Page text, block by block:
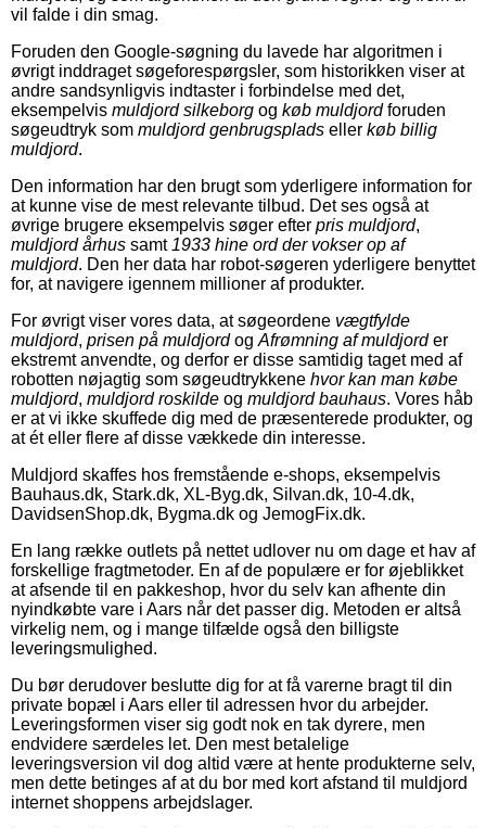
vil falde i din smag.
Foruden den Google-søgning du lavede har algoritmen i
øvrigt inddraget søgeforespørgsler, som historikken viser at
andre sandsynligvis indtaster i forbindelse med det,
eksempelvis muldjord silkeborg og køb muldjordforuden
søgeudtryk som muldjord genbrugsplads eller køb billig
muldjord.
Den information har den brugt som yderligere information for
at kunne vise de mest relevante tilbud. Det ses også at
øvrige brugere eksempelvis søger efter pris muldjord,
muldjord århus samt 1933 hine ord der vokser op af
muldjord. Den her data har robot-søgeren yderligere benyttet
for, at navigere igennem millioner af produkter.
For øvrigt viser vores data, at søgeordene vægtfylde
muldjord, prisen på muldjordog Afrømning af muldjorder
ekstremt anvendte, og derfor er disse samtidig taget med af
robotten nøjagtig som søgeudtrykkene hvor kan man købe
muldjord, muldjord roskilde og muldjord bauhaus. Vores håb
er at vi ikke skuffede dig med de præsenterede produkter, og
at ét eller flere af disse vækkede din interesse.
Muldjord skaffes hos fremstående e-shops, eksempelvis
Bauhaus.dk, Stark.dk, XL-Byg.dk, Silvan.dk, 10-4.dk,
DavidsenShop.dk, Bygma.dk og JemogFix.dk.
En lang række outlets på nettet udlover nu om dage et hav af
forskellige fragtmetoder. En af de populære er for øjeblikket
at afsende til en pakkeshop, hvor du selv kan afhente din
nyindkøbte vare i Aars når det passer dig. Metoden er altså
virkelig nem, og i mange tilfælde også den billigste
leveringsmulighed.
Du bør derudover beslutte dig for at få varerne bragt til din
private bopæl i Aars eller til adressen hvor du arbejder.
Leveringsformen viser sig godt nok en tak dyrere, men
endvidere særdeles let. Den mest betalelige
leveringsversion vil dog altid være at hente produkterne selv,
men dette betinges af at du bor med kort afstand til muldjord
internet shoppens arbejdslager.